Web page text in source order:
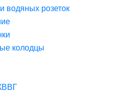
водяных розеток
колодцы